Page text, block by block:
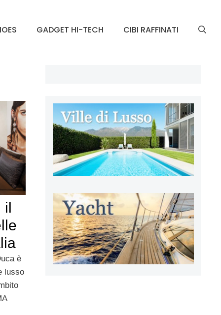
GADGET HI-TECH CIBI RAFFINATI
il
è
lusso